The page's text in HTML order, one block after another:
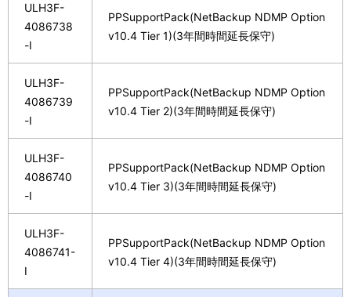
ULH3F-
4086738
-I
PPSupportPack(NetBackup NDMP Option
v10.4 Tier 1)(3年間時間延長保守)
ULH3F-
4086739
-I
PPSupportPack(NetBackup NDMP Option
v10.4 Tier 2)(3年間時間延長保守)
ULH3F-
4086740
-I
PPSupportPack(NetBackup NDMP Option
v10.4 Tier 3)(3年間時間延長保守)
ULH3F-
4086741-
I
PPSupportPack(NetBackup NDMP Option
v10.4 Tier 4)(3年間時間延長保守)